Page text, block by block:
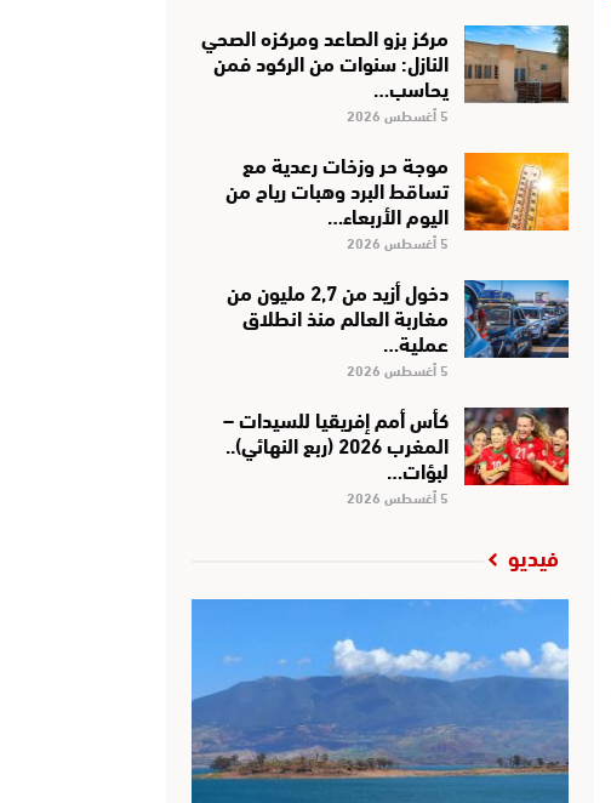
مركز بزو الصاعد ومركزه الصحي
النازل: سنوات من الركود فمن
يحاسب…
5 أغسطس 2026
موجة حر وزخات رعدية مع
تساقط البرد وهبات رياح من
اليوم الأربعاء…
5 أغسطس 2026
دخول أزيد من 2,7 مليون من
مغاربة العالم منذ انطلاق
عملية…
5 أغسطس 2026
كأس أمم إفريقيا للسيدات –
المغرب 2026 (ربع النهائي)..
لبؤات…
5 أغسطس 2026
فيديو